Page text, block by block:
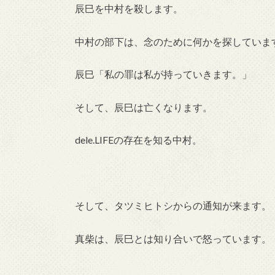
辰巳を中村を殺します。
中村の部下は、念のために何かを探していま
辰巳「私の罪は私が持っていきます。」
そして、辰巳は亡くなります。
dele.LIFEの存在を知る中村。
そして、タツミヒトシからの通知が来ます。
真柴は、辰巳とは知り合いで怒っています。